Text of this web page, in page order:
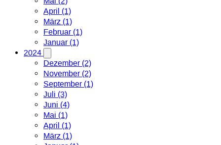
April (1)
März (1)
Februar (1)
Januar (1)
2024
Dezember (2)
November (2)
September (1)
Juli (3)
Juni (4)
Mai (1)
April (1)
März (1)